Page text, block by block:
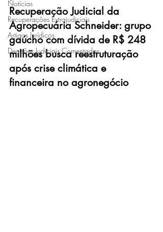
Notícias
Recuperações Extrajudiciais
Artigos Jurídicos
Decisões Judiciais Comentadas
Recuperação Judicial da
Agropecuária Schneider: grupo
gaúcho com dívida de R$ 248
milhões busca reestruturação
após crise climática e
financeira no agronegócio